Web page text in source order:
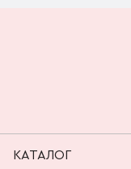
КАТАЛОГ